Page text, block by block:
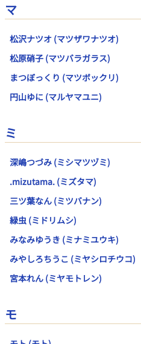
マ
松沢ナツオ (マツザワナツオ)
松原硝子 (マツバラガラス)
まつぼっくり (マツボックリ)
円山ゆに (マルヤマユニ)
ミ
深嶋つづみ (ミシマツヅミ)
.mizutama. (ミズタマ)
三ツ葉なん (ミツバナン)
緑虫 (ミドリムシ)
みなみゆうき (ミナミユウキ)
みやしろちうこ (ミヤシロチウコ)
宮本れん (ミヤモトレン)
モ